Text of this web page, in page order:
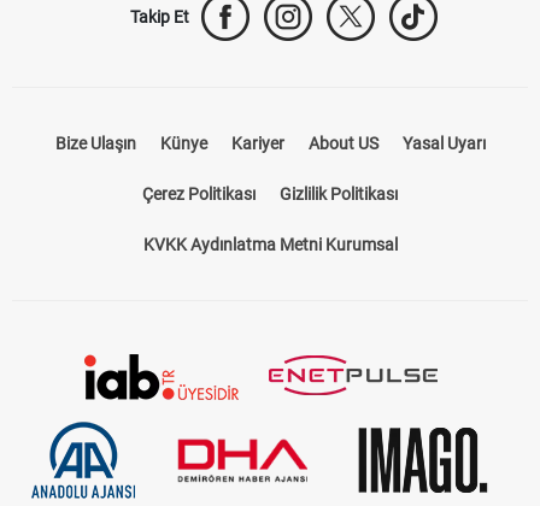
Takip Et
Bize Ulaşın Künye Kariyer About US Yasal Uyarı
Çerez Politikası Gizlilik Politikası
KVKK Aydınlatma Metni Kurumsal